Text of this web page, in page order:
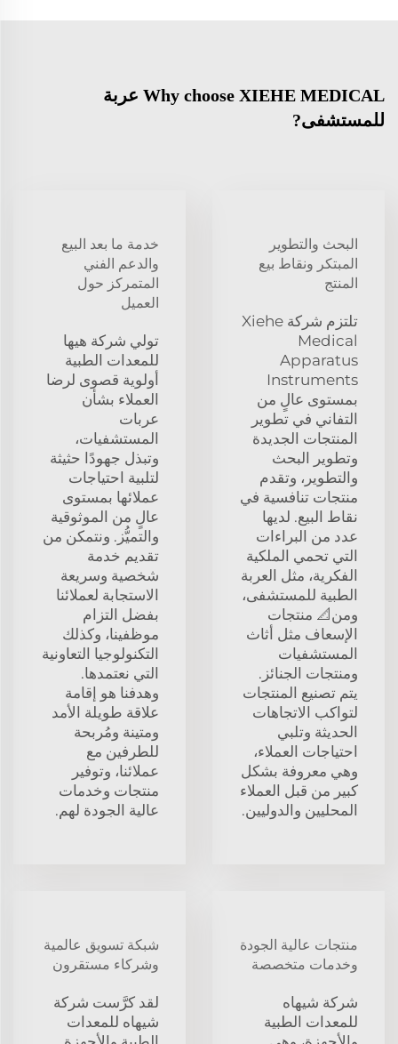
Why choose XIEHE MEDICAL عربة
للمستشفى?
البحث والتطوير
المبتكر ونقاط بيع
المنتج
تلتزم شركة Xiehe
Medical
Apparatus
Instruments
بمستوى عالٍ من
التفاني في تطوير
المنتجات الجديدة
وتطوير البحث
والتطوير، وتقدم
منتجات تنافسية في
نقاط البيع. لديها
عدد من البراءات
التي تحمي الملكية
الفكرية، مثل العربة
الطبية للمستشفى،
ومن📐 منتجات
الإسعاف مثل أثاث
المستشفيات
ومنتجات الجنائز.
يتم تصنيع المنتجات
لتواكب الاتجاهات
الحديثة وتلبي
احتياجات العملاء،
وهي معروفة بشكل
كبير من قبل العملاء
المحليين والدوليين.
خدمة ما بعد البيع
والدعم الفني
المتمركز حول
العميل
تولي شركة هيها
للمعدات الطبية
أولوية قصوى لرضا
العملاء بشأن
عربات
المستشفيات،
وتبذل جهودًا حثيثة
لتلبية احتياجات
عملائها بمستوى
عالٍ من الموثوقية
والتميُّز. ونتمكن من
تقديم خدمة
شخصية وسريعة
الاستجابة لعملائنا
بفضل التزام
موظفينا، وكذلك
التكنولوجيا التعاونية
التي نعتمدها.
وهدفنا هو إقامة
علاقة طويلة الأمد
ومتينة ومُربحة
للطرفين مع
عملائنا، وتوفير
منتجات وخدمات
عالية الجودة لهم.
منتجات عالية الجودة
وخدمات متخصصة
شركة شيهاه
للمعدات الطبية
شبكة تسويق عالمية
وشركاء مستقرون
لقد كرَّست شركة
شيهاه للمعدات